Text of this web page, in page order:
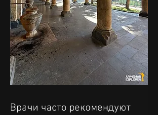
Врачи часто рекомендуют